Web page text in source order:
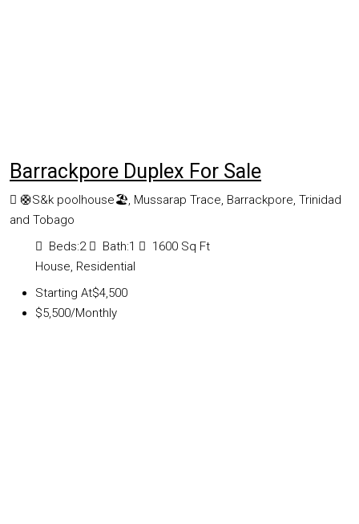
Barrackpore Duplex For Sale
🛟S&k poolhouse🏖, Mussarap Trace, Barrackpore, Trinidad
and Tobago
Beds:2 Bath:1 1600 Sq Ft
House, Residential
Starting At$4,500
$5,500/Monthly